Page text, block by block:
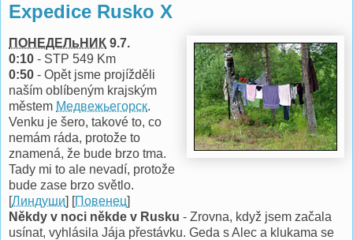
Expedice Rusko X
ПОНЕДЕЛьНИК 9.7.
0:10 - STP 549 Km
0:50 - Opět jsme projížděli
naším oblíbeným krajským
městem Медвежьегорск.
Venku je šero, takové to, co
nemám ráda, protože to
znamená, že bude brzo tma.
Tady mi to ale nevadí, protože
bude zase brzo světlo.
[Линдуши] [Повенец]
Někdy v noci někde v Rusku - Zrovna, když jsem začala
usínat, vyhlásila Jája přestávku. Geda s Alec a klukama se